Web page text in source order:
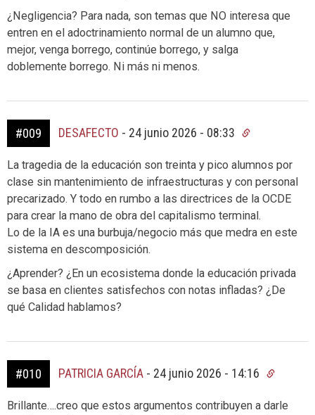
¿Negligencia? Para nada, son temas que NO interesa que
entren en el adoctrinamiento normal de un alumno que,
mejor, venga borrego, continúe borrego, y salga
doblemente borrego. Ni más ni menos.
#009 DESAFECTO - 24 junio 2026 - 08:33
La tragedia de la educación son treinta y pico alumnos por
clase sin mantenimiento de infraestructuras y con personal
precarizado. Y todo en rumbo a las directrices de la OCDE
para crear la mano de obra del capitalismo terminal.
Lo de la IA es una burbuja/negocio más que medra en este
sistema en descomposición.
¿Aprender? ¿En un ecosistema donde la educación privada
se basa en clientes satisfechos con notas infladas? ¿De
qué Calidad hablamos?
#010 PATRICIA GARCÍA - 24 junio 2026 - 14:16
Brillante….creo que estos argumentos contribuyen a darle